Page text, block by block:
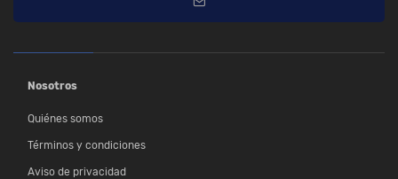
Nosotros
Quiénes somos
Términos y condiciones
Aviso de privacidad